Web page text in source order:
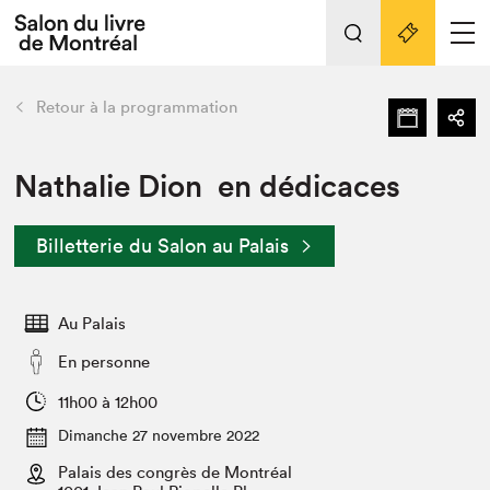
Espace médias
Espace exposant⋅e⋅s
Tout sur l'édition 2022
Actualités
Vidéos et Balados
Club de lecture Braindate
retour Nos activités
Édition 2022
Nous connaître
Projets partenaires 2022
Archives
Liens pratiques
Retour à la programmation
Nathalie Dion en dédicaces
Billetterie du Salon au Palais
Au Palais
En personne
11h00 à 12h00
Dimanche 27 novembre 2022
Palais des congrès de Montréal